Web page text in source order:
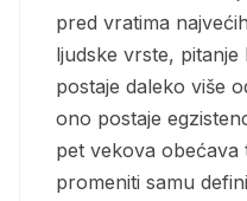
pred vratima
ljudske vrste,
postaje daleko više
ono postaje
pet vekova obećava
promeniti samu